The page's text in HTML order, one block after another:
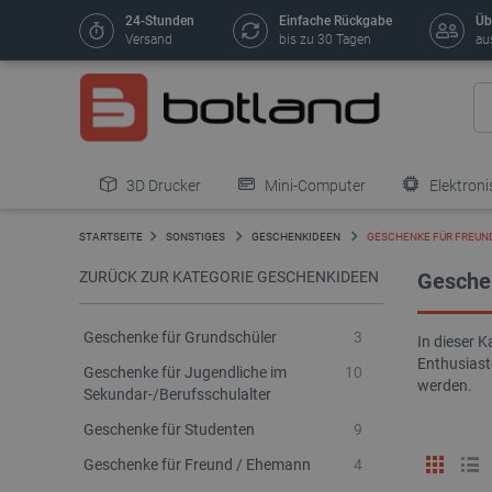
24-Stunden
Versand
Einfache Rückgabe
bis zu 30 Tagen
3D Drucker Mini-Computer
STARTSEITE SONSTIGES GESCHENKIDEEN GESCHENKE FÜR
ZURÜCK ZUR KATEGORIE GESCHENKIDEEN
Geschenke für Grundschüler
3
Geschenke für Jugendliche im
Sekundar-/Berufsschulalter
10
Geschenke für Studenten
9
Geschenke für Freund / Ehemann
4
In dieser
werden.